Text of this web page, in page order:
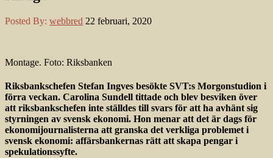
Posted By: webbred 22 februari, 2020
Montage. Foto: Riksbanken
Riksbankschefen Stefan Ingves besökte SVT:s Morgonstudion i
förra veckan. Carolina Sundell tittade och blev besviken över
att riksbankschefen inte ställdes till svars för att ha avhänt sig
styrningen av svensk ekonomi. Hon menar att det är dags för
ekonomijournalisterna att granska det verkliga problemet i
svensk ekonomi: affärsbankernas rätt att skapa pengar i
spekulationssyfte.